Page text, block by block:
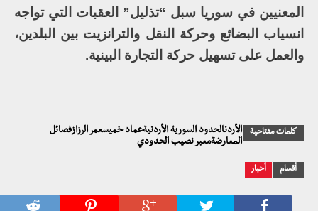
المعنيين في سوريا سبل “تذليل” العقبات التي تواجه
انسياب البضائع وحركة النقل والترانزيت بين البلدين،
والعمل على تسهيل حركة التجارة البينية.
كلمات مفتاحية
الأردنالحدود السورية الأردنيةعماد خميسعمر الرزازفصائل
المعارضةمعبر نصيب الحدودي
أقسام أخبار